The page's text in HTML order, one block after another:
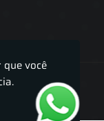
persianas
você